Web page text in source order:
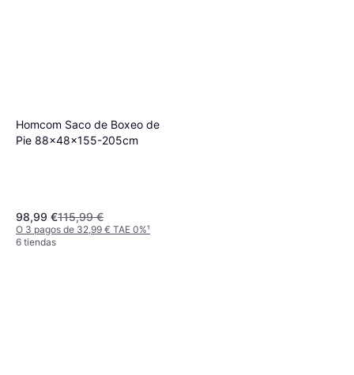
Homcom Saco de Boxeo de
Pie 88x48x155-205cm
98,99 €115,99 €
O 3 pagos de 32,99 € TAE 0%¹
6 tiendas